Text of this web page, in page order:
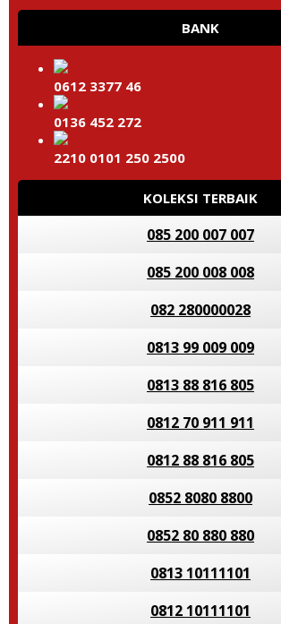
BANK
0612 3377 46
0136 452 272
2210 0101 250 2500
KOLEKSI TERBAIK
085 200 007 007
085 200 008 008
082 280000028
0813 99 009 009
0813 88 816 805
0812 70 911 911
0812 88 816 805
0852 8080 8800
0852 80 880 880
0813 10111101
0812 10111101